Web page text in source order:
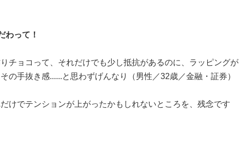
わって！
チョコって、それだけでも少し抵抗があるのに、ラッピングが
の手抜き感......と思わずげんなり（男性／32歳／金融・証券）
けでテンションが上がったかもしれないところを、残念です